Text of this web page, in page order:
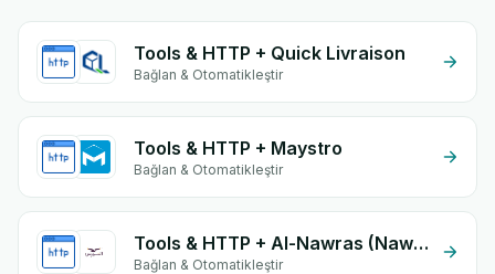
Tools & HTTP + Quick Livraison
Bağlan & Otomatikleştir
Tools & HTTP + Maystro
Bağlan & Otomatikleştir
Tools & HTTP + Al-Nawras (Nawris)
Bağlan & Otomatikleştir